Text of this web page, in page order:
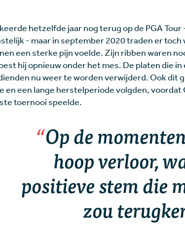
hetzelfde jaar nog terug op de PGA
- maar in september 2020 traden er
een sterke pijn voelde. Zijn ribben waren
hij opnieuw onder het mes. De platen die
nu weer te worden verwijderd. Ook dit
en een lange herstelperiode volgden, voordat
toernooi speelde.
Op de
hoop verloor,
positieve stem die
zou